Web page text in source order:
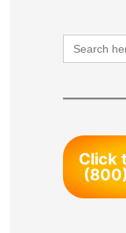
Search
for:
Click